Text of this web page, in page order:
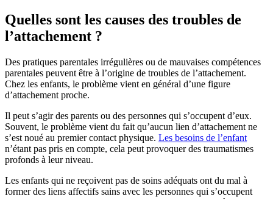
Quelles sont les causes des troubles de
l’attachement ?
Des pratiques parentales irrégulières ou de mauvaises compétences
parentales peuvent être à l’origine de troubles de l’attachement.
Chez les enfants, le problème vient en général d’une figure
d’attachement proche.
Il peut s’agir des parents ou des personnes qui s’occupent d’eux.
Souvent, le problème vient du fait qu’aucun lien d’attachement ne
s’est noué au premier contact physique. Les besoins de l’enfant
n’étant pas pris en compte, cela peut provoquer des traumatismes
profonds à leur niveau.
Les enfants qui ne reçoivent pas de soins adéquats ont du mal à
former des liens affectifs sains avec les personnes qui s’occupent